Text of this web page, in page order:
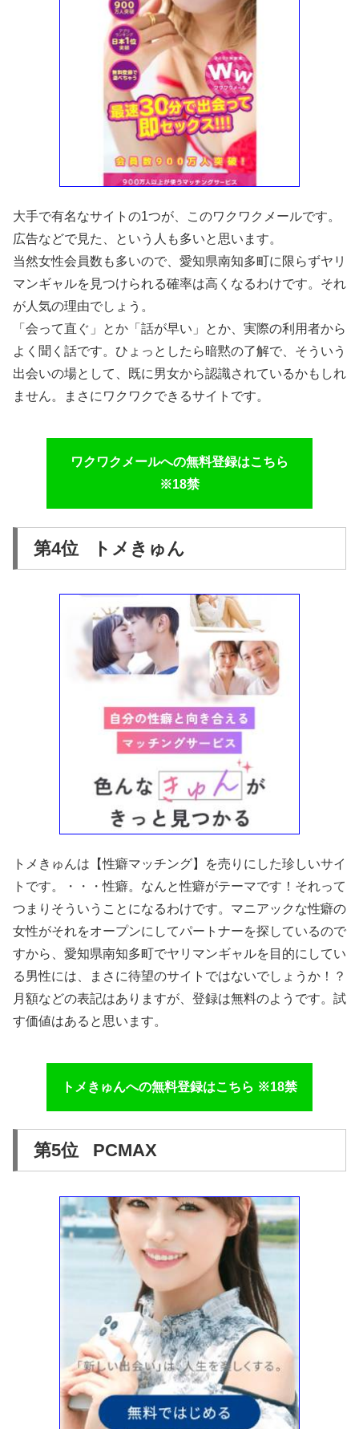
大手で有名なサイトの1つが、このワクワクメールです。
広告などで見た、という人も多いと思います。
当然女性会員数も多いので、愛知県南知多町に限らずヤリ
マンギャルを見つけられる確率は高くなるわけです。それ
が人気の理由でしょう。
「会って直ぐ」とか「話が早い」とか、実際の利用者から
よく聞く話です。ひょっとしたら暗黙の了解で、そういう
出会いの場として、既に男女から認識されているかもしれ
ません。まさにワクワクできるサイトです。
ワクワクメールへの無料登録はこちら
※18禁
第4位 トメきゅん
トメきゅんは【性癖マッチング】を売りにした珍しいサイ
トです。・・・性癖。なんと性癖がテーマです！それって
つまりそういうことになるわけです。マニアックな性癖の
女性がそれをオープンにしてパートナーを探しているので
すから、愛知県南知多町でヤリマンギャルを目的にしてい
る男性には、まさに待望のサイトではないでしょうか！？
月額などの表記はありますが、登録は無料のようです。試
す価値はあると思います。
トメきゅんへの無料登録はこちら ※18禁
第5位 PCMAX